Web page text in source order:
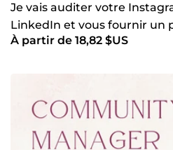
Je vais auditer votre
LinkedIn et vous fournir un
À partir de 18,82 $US